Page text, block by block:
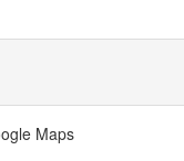
Maps